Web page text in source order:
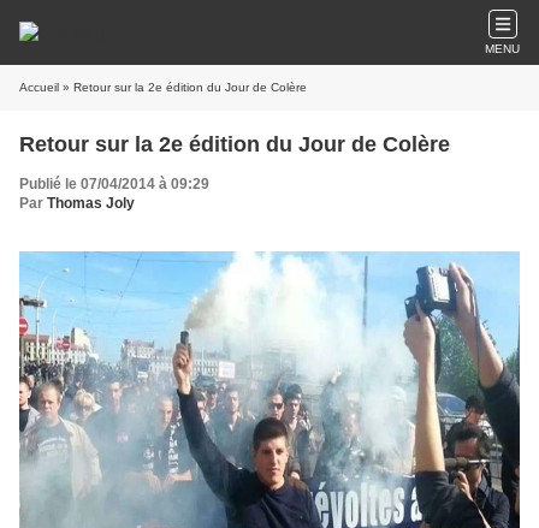
MENU
Accueil » Retour sur la 2e édition du Jour de Colère
Retour sur la 2e édition du Jour de Colère
Publié le 07/04/2014 à 09:29
Par Thomas Joly